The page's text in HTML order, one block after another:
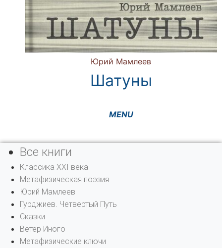
Юрий Мамлеев
Шатуны
Все книги
Классика XXI века
Метафизическая поэзия
Юрий Мамлеев
Гурджиев. Четвертый Путь
Сказки
Ветер Иного
Метафизические ключи